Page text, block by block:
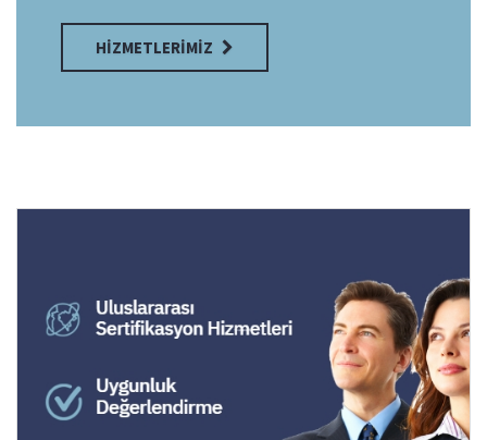
HIZMETLERIMIZ